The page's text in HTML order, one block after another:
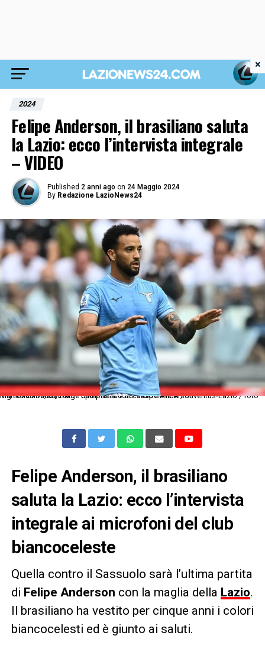
2024
Felipe Anderson, il brasiliano saluta
la Lazio: ecco l’intervista integrale
– VIDEO
Published 2 anni ago on 24 Maggio 2024
By Redazione LazioNews24
Mg Torino 16/08/2023 - campionato di calcio serie A / Juventus-Lazio / foto Matteo Gribaudi/Image Sport nella foto: Felipe Anderson
Felipe Anderson, il brasiliano
saluta la Lazio: ecco l’intervista
integrale ai microfoni del club
biancoceleste
Quella contro il Sassuolo sarà l’ultima partita
di Felipe Anderson con la maglia della Lazio.
Il brasiliano ha vestito per cinque anni i colori
biancocelesti ed è giunto ai saluti.
×